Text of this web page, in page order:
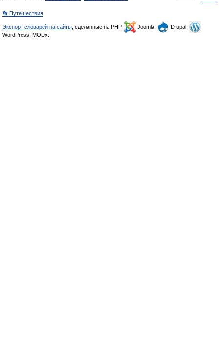
👣 Путешествия
Экспорт словарей на сайты , сделанные на PHP, Joomla,
Drupal,
WordPress, MODx.